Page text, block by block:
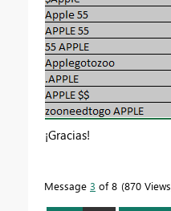
¡Gracias!
Message 3 of 8 870 Views